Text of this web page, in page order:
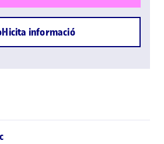
informació